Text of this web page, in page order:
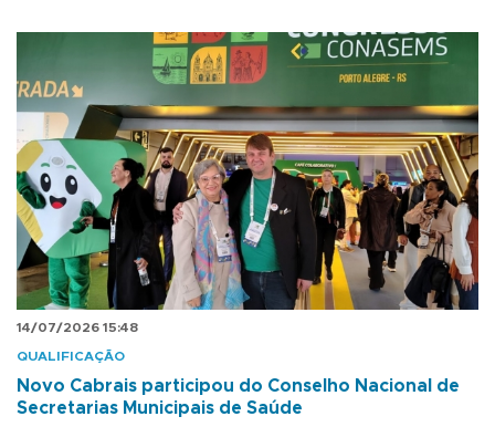
14/07/2026 15:48
QUALIFICAÇÃO
Novo Cabrais participou do Conselho Nacional de
Secretarias Municipais de Saúde